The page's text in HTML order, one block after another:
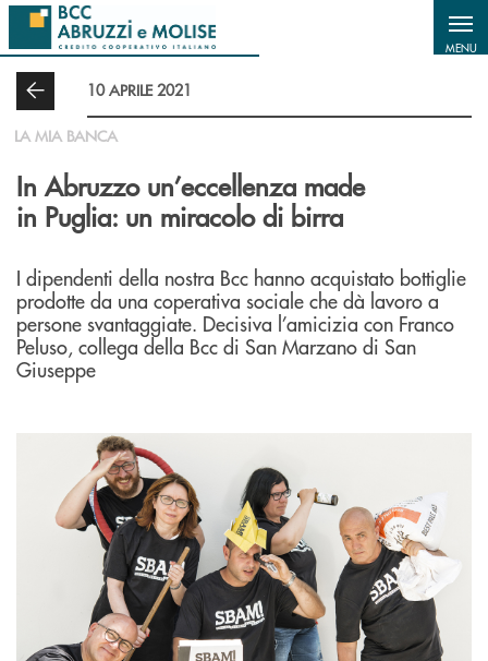
Salta al contenuto principale
MENU
10 APRILE 2021
LA MIA BANCA
In Abruzzo un’eccellenza made
in Puglia: un miracolo di birra
I dipendenti della nostra Bcc hanno acquistato bottiglie
prodotte da una coperativa sociale che dà lavoro a
persone svantaggiate. Decisiva l’amicizia con Franco
Peluso, collega della Bcc di San Marzano di San
Giuseppe